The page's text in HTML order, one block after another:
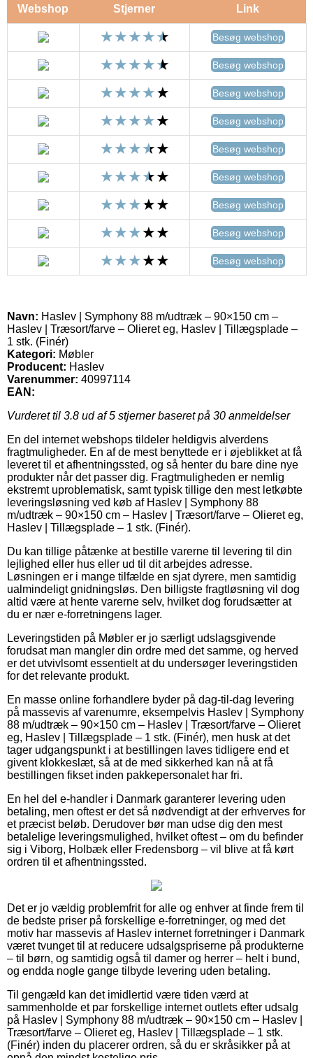
Webshop Stjerner Link
Besøg webshop
Besøg webshop
Besøg webshop
Besøg webshop
Besøg webshop
Besøg webshop
Besøg webshop
Besøg webshop
Besøg webshop
Navn: Haslev | Symphony 88 m/udtræk – 90×150 cm –
Haslev | Træsort/farve – Olieret eg, Haslev | Tillægsplade –
1 stk. (Finér)
Kategori: Møbler
Producent: Haslev
Varenummer: 40997114
EAN:
Vurderet til 3.8 ud af 5 stjerner baseret på 30 anmeldelser
En del internet webshops tildeler heldigvis alverdens
fragtmuligheder. En af de mest benyttede er i øjeblikket at få
leveret til et afhentningssted, og så henter du bare dine nye
produkter når det passer dig. Fragtmuligheden er nemlig
ekstremt uproblematisk, samt typisk tillige den mest letkøbte
leveringsløsning ved køb af Haslev | Symphony 88
m/udtræk – 90×150 cm – Haslev | Træsort/farve – Olieret eg,
Haslev | Tillægsplade – 1 stk. (Finér).
Du kan tillige påtænke at bestille varerne til levering til din
lejlighed eller hus eller ud til dit arbejdes adresse.
Løsningen er i mange tilfælde en sjat dyrere, men samtidig
ualmindeligt gnidningsløs. Den billigste fragtløsning vil dog
altid være at hente varerne selv, hvilket dog forudsætter at
du er nær e-forretningens lager.
Leveringstiden på Møbler er jo særligt udslagsgivende
forudsat man mangler din ordre med det samme, og herved
er det utvivlsomt essentielt at du undersøger leveringstiden
for det relevante produkt.
En masse online forhandlere byder på dag-til-dag levering
på massevis af varenumre, eksempelvis Haslev | Symphony
88 m/udtræk – 90×150 cm – Haslev | Træsort/farve – Olieret
eg, Haslev | Tillægsplade – 1 stk. (Finér), men husk at det
tager udgangspunkt i at bestillingen laves tidligere end et
givent klokkeslæt, så at de med sikkerhed kan nå at få
bestillingen fikset inden pakkepersonalet har fri.
En hel del e-handler i Danmark garanterer levering uden
betaling, men oftest er det så nødvendigt at der erhverves for
et præcist beløb. Derudover bør man udse dig den mest
betalelige leveringsmulighed, hvilket oftest – om du befinder
sig i Viborg, Holbæk eller Fredensborg – vil blive at få kørt
ordren til et afhentningssted.
Det er jo vældig problemfrit for alle og enhver at finde frem til
de bedste priser på forskellige e-forretninger, og med det
motiv har massevis af Haslev internet forretninger i Danmark
været tvunget til at reducere udsalgspriserne på produkterne
– til børn, og samtidig også til damer og herrer – helt i bund,
og endda nogle gange tilbyde levering uden betaling.
Til gengæld kan det imidlertid være tiden værd at
sammenholde et par forskellige internet outlets efter udsalg
på Haslev | Symphony 88 m/udtræk – 90×150 cm – Haslev |
Træsort/farve – Olieret eg, Haslev | Tillægsplade – 1 stk.
(Finér) inden du placerer ordren, så du er skråsikker på at